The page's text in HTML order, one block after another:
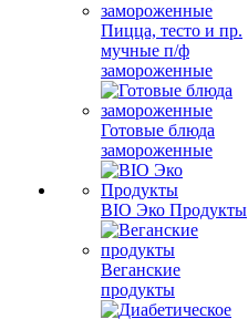
Пицца, тесто и пр.
мучные п/ф
замороженные
Готовые блюда
замороженные
BIO Эко Продукты
Веганские
продукты